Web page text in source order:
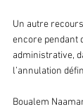
Un autre
encore pendant
administrative,
l’annulation
Boualem